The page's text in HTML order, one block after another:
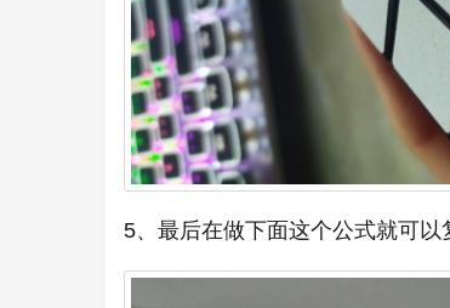
5、最后在做下面这个公式就可